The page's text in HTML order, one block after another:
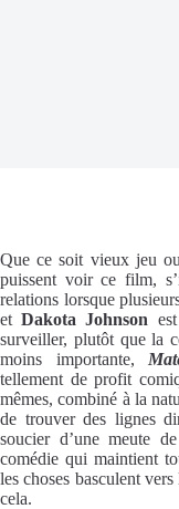
Que ce soit vieux jeu
puissent voir ce film,
relations lorsque
etDakota Johnson
surveiller, plutôt que la
moins importante,
tellement de profit
mêmes, combiné à la
de trouver des lignes
soucier d’une meute
comédie qui maintient
les choses basculent
cela.